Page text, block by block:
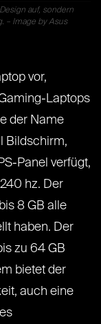
auf, sondern
– Image by Asus
vor,
Laptops
der Name
Bildschirm,
Panel verfügt,
hz. Der
8 GB alle
haben. Der
zu 64 GB
bietet der
auch eine